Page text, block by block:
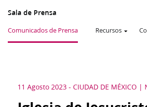
Sala de Prensa
Comunicados de Prensa Recursos
11 Agosto 2023 - CIUDAD DE MÉXICO